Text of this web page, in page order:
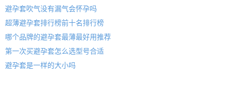
避孕套吹气没有漏气会怀孕吗
超薄避孕套排行榜前十名排行榜
哪个品牌的避孕套最薄最好用推荐
第一次买避孕套怎么选型号合适
避孕套是一样的大小吗